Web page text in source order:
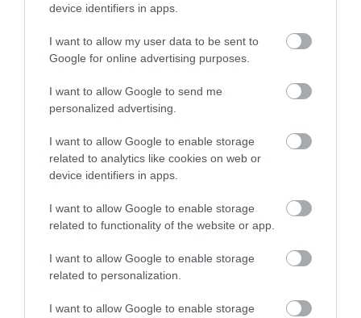
device identifiers in apps.
I want to allow my user data to be sent to
Google for online advertising purposes.
I want to allow Google to send me
personalized advertising.
I want to allow Google to enable storage
related to analytics like cookies on web or
device identifiers in apps.
I want to allow Google to enable storage
related to functionality of the website or app.
I want to allow Google to enable storage
related to personalization.
I want to allow Google to enable storage
2022. NOVEMBER 23. ● HAMU ÉS GYÉMÁNT